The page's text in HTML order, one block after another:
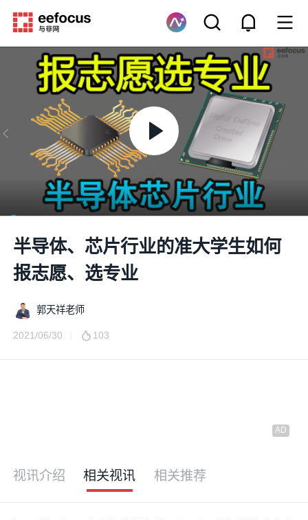
半导体、芯片行业的准大学生如何
报志愿、选专业
郭天祥老师
2021/06/30 103
视讯介绍 相关视讯 相关推荐